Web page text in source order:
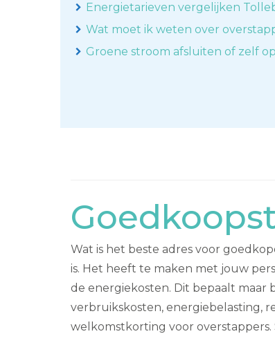
Energietarieven vergelijken
Wat moet ik weten over
Groene stroom afsluiten of zelf
Wat is het beste adres voor
is. Het heeft te maken met jouw
de energiekosten. Dit bepaalt maar
verbruikskosten, energiebelasting,
welkomstkorting voor overstappers.